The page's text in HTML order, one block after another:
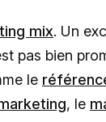
mix. Un
pas bien
le
, le